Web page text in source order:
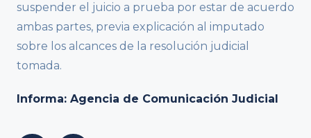
suspender el juicio a prueba por estar de acuerdo
ambas partes, previa explicación al imputado
sobre los alcances de la resolución judicial
tomada.
Informa: Agencia de Comunicación Judicial